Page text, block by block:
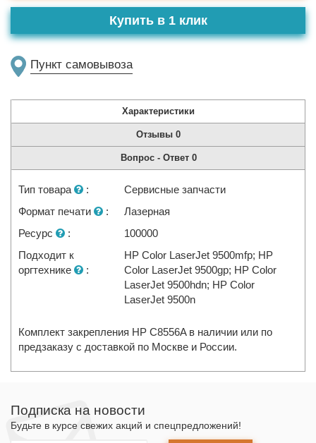
Пункт самовывоза
Купить в 1 клик
Характеристики
Отзывы 0
Вопрос - Ответ 0
Тип товара :
Сервисные запчасти
Формат печати
:
Лазерная
Ресурс
:
100000
Подходит к
оргтехнике
:
HP Color LaserJet 9500mfp; HP
Color LaserJet 9500gp; HP Color
LaserJet 9500hdn; HP Color
LaserJet 9500n
Комплект закрепления HP C8556A в наличии или по
предзаказу с доставкой по Москве и России.
Подписка на новости
Будьте в курсе свежих акций и спецпредложений!